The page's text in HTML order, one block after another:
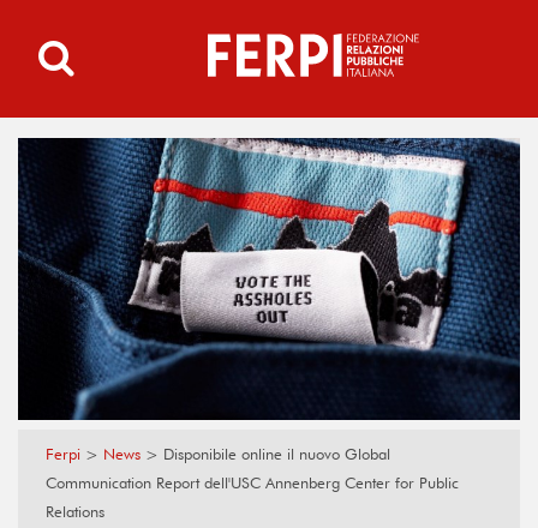
Ferpi > News > Disponibile online il nuovo Global
Communication Report dell'USC Annenberg Center for Public
Relations